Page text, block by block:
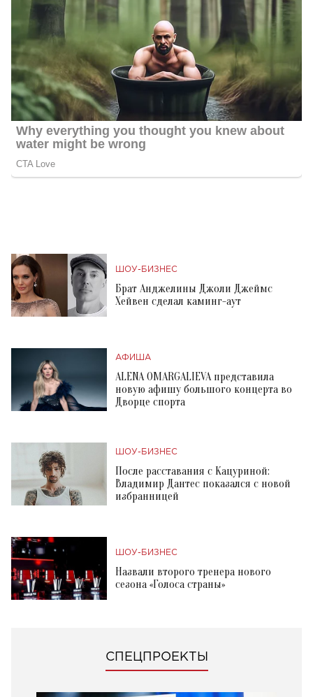
ШОУ-БИЗНЕС
Брат Анджелины Джоли Джеймс
Хейвен сделал каминг-аут
АФИША
ALENA OMARGALIEVA представила
новую афишу большого концерта во
Дворце спорта
ШОУ-БИЗНЕС
После расставания с Кацуриной:
Владимир Дантес показался с новой
избранницей
ШОУ-БИЗНЕС
Назвали второго тренера нового
сезона «Голоса страны»
СПЕЦПРОЕКТЫ